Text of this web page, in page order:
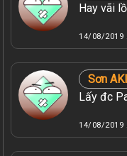
Hay vãi
14/08/2019
Sơn
Lấy đc
14/08/2019